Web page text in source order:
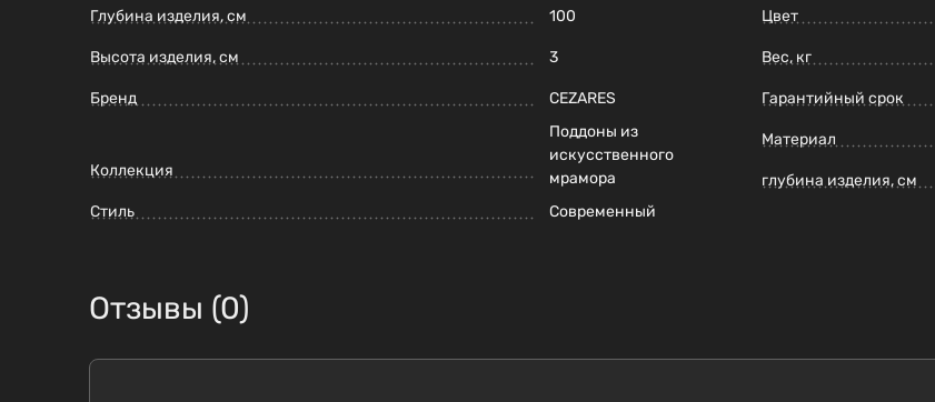
Глубина изделия, см 100
Высота изделия, см 3
Бренд CEZARES
Коллекция
Поддоны из
искусственного
мрамора
Стиль
Современный
Цвет
Вес, кг
Гарантийный срок
Материал
глубина изделия, см
Отзывы (0)